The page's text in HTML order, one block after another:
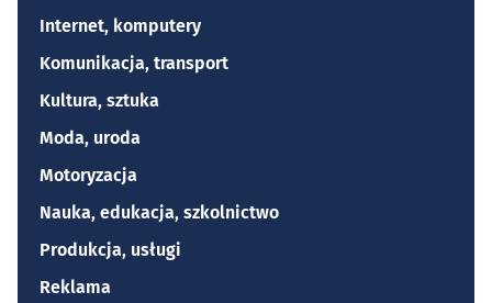
Internet, komputery
Komunikacja, transport
Kultura, sztuka
Moda, uroda
Motoryzacja
Nauka, edukacja, szkolnictwo
Produkcja, usługi
Reklama